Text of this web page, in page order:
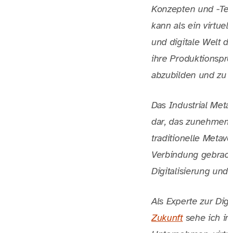
Konzepten und -
kann als ein
und digitale Welt
ihre
abzubilden und
Das Industrial
dar, das
traditionelle
Verbindung
Digitalisierung
Als Experte zur
Zukunftsehe ich